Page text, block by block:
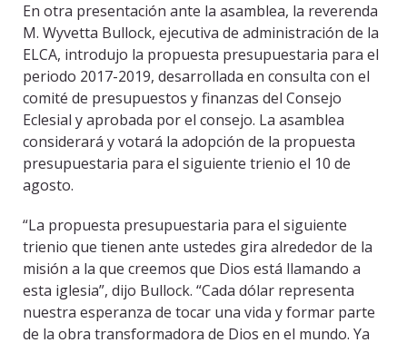
En otra presentación ante la asamblea, la reverenda
M. Wyvetta Bullock, ejecutiva de administración de la
ELCA, introdujo la propuesta presupuestaria para el
periodo 2017-2019, desarrollada en consulta con el
comité de presupuestos y finanzas del Consejo
Eclesial y aprobada por el consejo. La asamblea
considerará y votará la adopción de la propuesta
presupuestaria para el siguiente trienio el 10 de
agosto.
“La propuesta presupuestaria para el siguiente
trienio que tienen ante ustedes gira alrededor de la
misión a la que creemos que Dios está llamando a
esta iglesia”, dijo Bullock. “Cada dólar representa
nuestra esperanza de tocar una vida y formar parte
de la obra transformadora de Dios en el mundo. Ya